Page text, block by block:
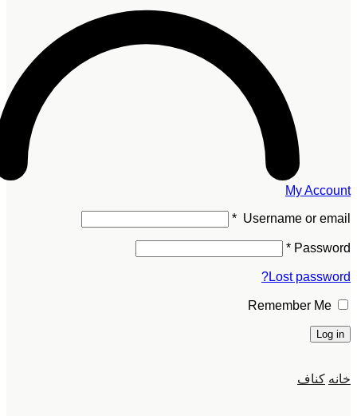
My Account
Username or email
*
Password
*
Lost password?
Remember Me
Log in
خانه کناف